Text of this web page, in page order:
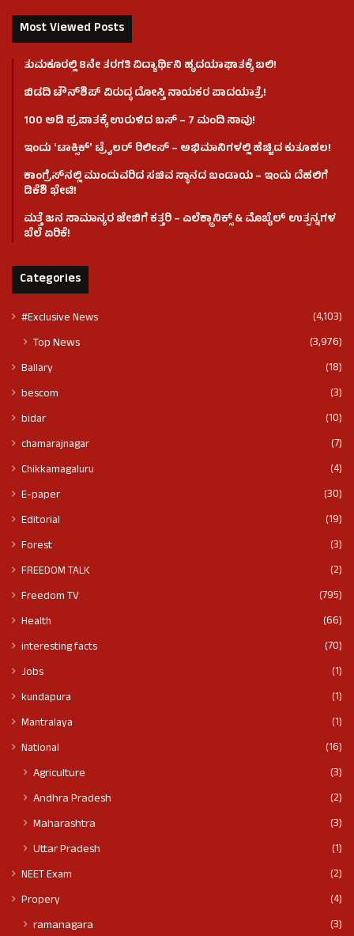
Most Viewed Posts
ತುಮಕೂರಲ್ಲಿ 8ನೇ ತರಗತಿ ವಿದ್ಯಾರ್ಥಿನಿ ಹೃದಯಾಘಾತಕ್ಕೆ ಬಲಿ!
ಬಿಡದಿ ಟೌನ್‌ಶಿಪ್‌ ವಿರುದ್ಧ ದೋಸ್ತಿ ನಾಯಕರ ಪಾದಯಾತ್ರೆ!
100 ಅಡಿ ಪ್ರಪಾತಕ್ಕೆ ಉರುಳಿದ ಬಸ್‌ – 7 ಮಂದಿ ಸಾವು!
ಇಂದು ʻಟಾಕ್ಸಿಕ್ʼ ಟ್ರೈಲರ್ ರಿಲೀಸ್‌ – ಅಭಿಮಾನಿಗಳಲ್ಲಿ ಹೆಚ್ಚಿದ ಕುತೂಹಲ!
ಕಾಂಗ್ರೆಸ್​ನಲ್ಲಿ ಮುಂದುವರಿದ ಸಚಿವ ಸ್ಥಾನದ ಬಂಡಾಯ – ಇಂದು ದೆಹಲಿಗೆ
ಡಿಕೆಶಿ ಭೇಟಿ!
ಮತ್ತೆ ಜನ ಸಾಮಾನ್ಯರ ಜೇಬಿಗೆ ಕತ್ತರಿ – ಎಲೆಕ್ಟ್ರಾನಿಕ್ಸ್ & ಮೊಬೈಲ್ ಉತ್ಪನ್ನಗಳ
ಬೆಲೆ ಏರಿಕೆ!
Categories
#Exclusive News (4,103)
Top News (3,976)
Ballary
(18)
bescom
(3)
bidar
(10)
chamarajnagar
(7)
Chikkamagaluru
(4)
E-paper
(30)
Editorial
(19)
Forest
(3)
FREEDOM TALK
(2)
Freedom TV
(795)
Health
(66)
interesting facts
(70)
Jobs
(1)
kundapura
(1)
Mantralaya
(1)
National
(16)
Agriculture
(3)
Andhra Pradesh
(2)
Maharashtra
(3)
Uttar Pradesh
(1)
NEET Exam
(2)
Propery
(4)
ramanagara (3)